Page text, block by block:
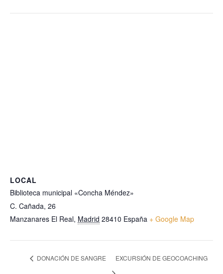
LOCAL
Biblioteca municipal «Concha Méndez»
C. Cañada, 26
Manzanares El Real, Madrid 28410 España + Google Map
DONACIÓN DE SANGRE EXCURSIÓN DE GEOCOACHING